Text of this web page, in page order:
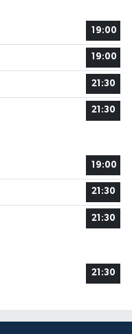
19:00
19:00
21:30
21:30
19:00
21:30
21:30
21:30